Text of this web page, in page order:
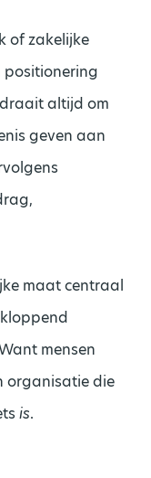
of zakelijke
positionering
altijd om
geven aan
maat centraal
mensen
organisatie die
is.